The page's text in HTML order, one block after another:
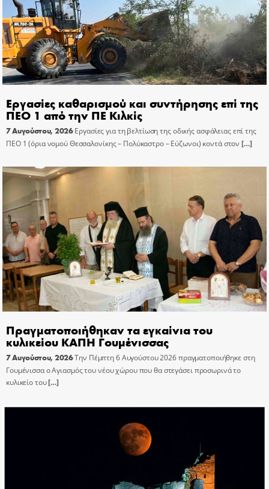
Εργασίες καθαρισμού και συντήρησης επί της
ΠΕΟ 1 από την ΠΕ Κιλκίς
7 Αυγούστου, 2026 Εργασίες για τη βελτίωση της οδικής ασφάλειας επί της
ΠΕΟ 1 (όρια νομού Θεσσαλονίκης – Πολύκαστρο – Εύζωνοι) κοντά στον […]
Πραγματοποιήθηκαν τα εγκαίνια του
κυλικείου ΚΑΠΗ Γουμένισσας
7 Αυγούστου, 2026Την Πέμπτη 6 Αυγούστου 2026 πραγματοποιήθηκε στη
Γουμένισσα ο Αγιασμός του νέου χώρου που θα στεγάσει προσωρινά το
κυλικείο του[…]